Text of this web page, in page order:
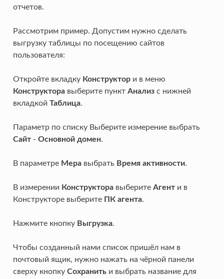
отчетов.
Рассмотрим пример. Допустим нужно сделать
выгрузку таблицы по посещению сайтов
пользователя:
Откройте вкладку Конструктори в меню
Конструкторавыберите пункт Анализс нижней
вкладкой Таблица.
Параметр по списку Выберите измерение выбрать
Сайт- Основной домен.
В параметре Меравыбрать Время активности.
В измерении Конструкторавыберите Агенти в
Конструкторе выберите ПК агента.
Нажмите кнопку Выгрузка.
Чтобы созданный нами список пришёл нам в
почтовый ящик, нужно нажать на чёрной панели
сверху кнопку Сохранитьи выбрать название для